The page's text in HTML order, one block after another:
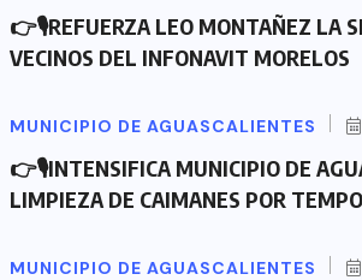
👉🎙REFUERZA LEO MONTAÑEZ LA
VECINOS DEL INFONAVIT MORELOS
MUNICIPIO DE AGUASCALIENTES
👉🎙INTENSIFICA MUNICIPIO DE
LIMPIEZA DE CAIMANES POR
MUNICIPIO DE AGUASCALIENTES